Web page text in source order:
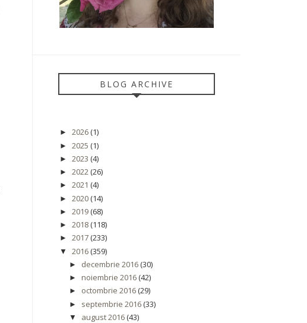
BLOG ARCHIVE
► 2026(1)
► 2025 (1)
► 2023 (4)
► 2022(26)
► 2021 (4)
► 2020(14)
► 2019(68)
► 2018(118)
► 2017(233)
▼ 2016(359)
► decembrie 2016(30)
► noiembrie 2016(42)
► octombrie 2016(29)
► septembrie 2016(33)
▼ august 2016(43)